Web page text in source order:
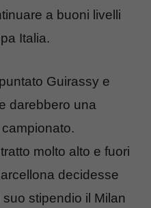
a buoni livelli
Italia.
Guirassy e
darebbero una
molto alto e fuori
decidesse
stipendio il Milan